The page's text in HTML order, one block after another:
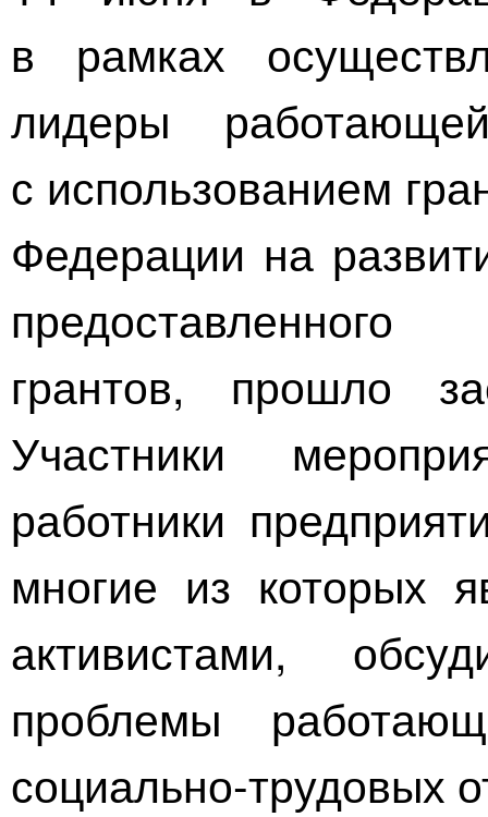
в рамках
лидеры
с использованием
Федерации на
грантов, прошло
Участники
работники
многие из которых
активистами,
проблемы
социально-трудовых